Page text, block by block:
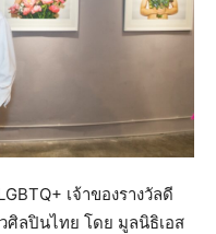
เจ้าของรางวัลดี
ศิลปินไทย โดย มูลนิธิเอส